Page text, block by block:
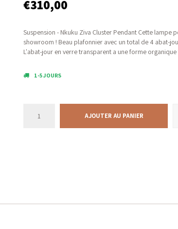
€310,00
Suspension - Nkuku Ziva Cluster Pendant Cette lampe
showroom ! Beau plafonnier avec un total de 4 abat-
L'abat-jour en verre transparent a une forme organique
1-5 JOURS
AJOUTER AU PANIER